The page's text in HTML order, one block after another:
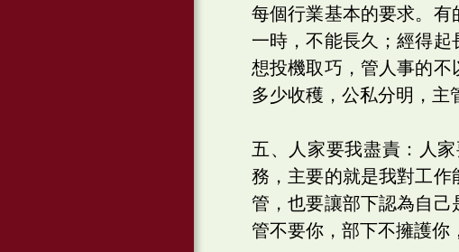
每個行業基本的要求。
一時，不能長久；經得
想投機取巧，管人事的
多少收穫，公私分明，主
五、人家要我盡責：人
務，主要的就是我對工
管，也要讓部下認為自
管不要你，部下不擁護你